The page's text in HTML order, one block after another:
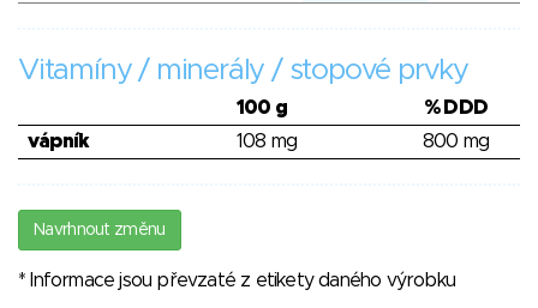
Vitamíny / minerály / stopové prvky
100 g
% DDD
vápník
108 mg 800 mg
Navrhnout změnu
* Informace jsou převzaté z etikety daného výrobku